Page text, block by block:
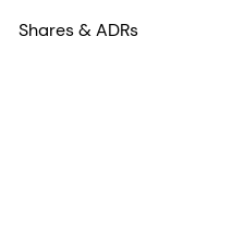
Shares & ADRs